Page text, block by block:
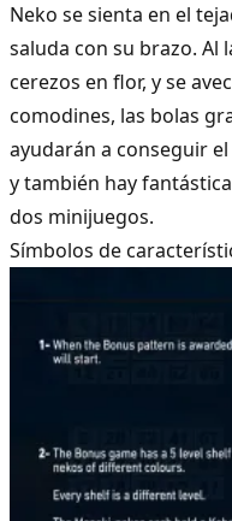
Neko se sienta en el
saluda con su brazo. Al
cerezos en flor, y se
comodines, las bolas
ayudarán a conseguir
y también hay
dos minijuegos.
Símbolos de